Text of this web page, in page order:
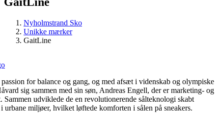
Nyholmstrand Sko
Unikke mærker
GaitLine
passion for balance og gang, og med afsæt i videnskab og olympiske
sig sammen med sin søn, Andreas Engell, der er marketing- og
Sammen udviklede de en revolutionerende sålteknologi skabt
urbane miljøer, hvilket løftede komforten i sålen på sneakers.